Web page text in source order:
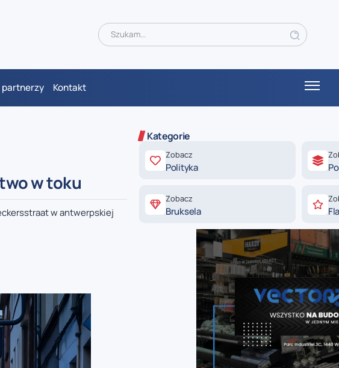
partnerzy Kontakt
w toku
w antwerpskiej
Kategorie
Zobacz
Polityka
Zobacz
Bruksela